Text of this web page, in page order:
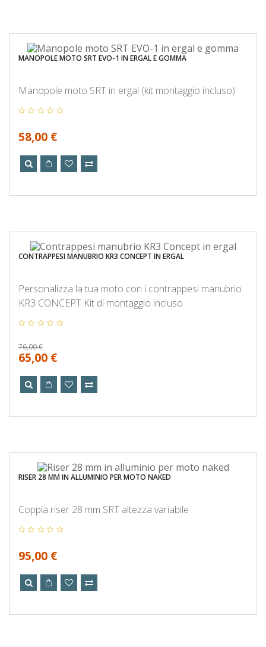
MANOPOLE MOTO SRT EVO-1 IN ERGAL E GOMMA
Manopole moto SRT in ergal (kit montaggio incluso)
58,00 €
CONTRAPPESI MANUBRIO KR3 CONCEPT IN ERGAL
Personalizza la tua moto con i contrappesi manubrio
KR3 CONCEPT Kit di montaggio incluso
76,00 €
65,00 €
RISER 28 MM IN ALLUMINIO PER MOTO NAKED
Coppia riser 28 mm SRT altezza variabile
95,00 €